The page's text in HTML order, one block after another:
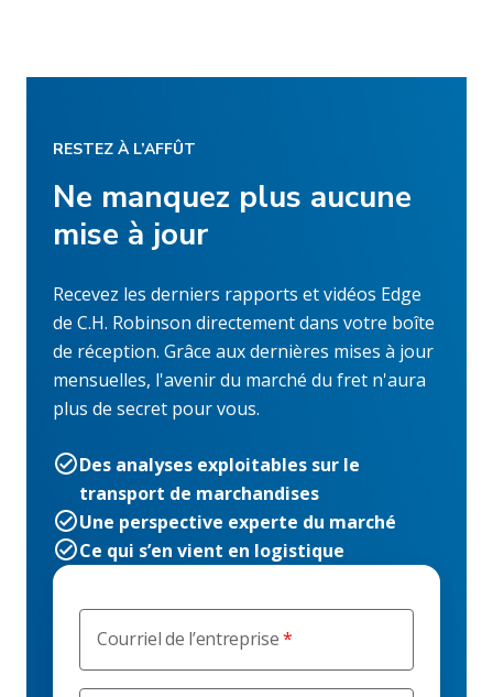
Courriel de l’entreprise
RESTEZ À L’AFFÛT
Ne manquez plus aucune
mise à jour
Recevez les derniers rapports et vidéos Edge
de C.H. Robinson directement dans votre boîte
de réception. Grâce aux dernières mises à jour
mensuelles, l'avenir du marché du fret n'aura
plus de secret pour vous.
Des analyses exploitables sur le
transport de marchandises
Une perspective experte du marché
Ce qui s’en vient en logistique